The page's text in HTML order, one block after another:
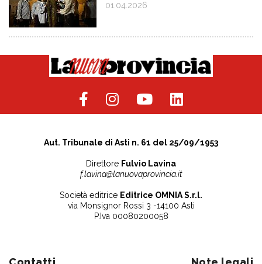
01.04.2026
Aut. Tribunale di Asti n. 61 del 25/09/1953
Direttore Fulvio Lavina
f.lavina@lanuovaprovincia.it
Società editrice Editrice OMNIA S.r.l.
via Monsignor Rossi 3 -14100 Asti
P.Iva 00080200058